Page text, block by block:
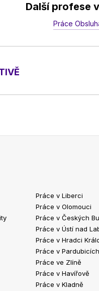
Další profese
Práce
Práce v Liberci
Práce v Olomouci
Práce v Českých
Práce v Ústí nad
Práce v Hradci
Práce v Pardubicích
Práce ve Zlíně
Práce v Havířově
Práce v Kladně